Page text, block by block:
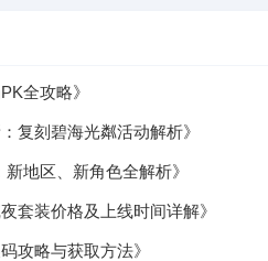
全攻略》
复刻碧海光粼活动解析》
新地区、新角色全解析》
套装价格及上线时间详解》
攻略与获取方法》